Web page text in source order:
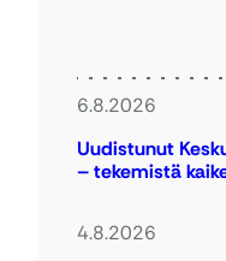
6.8.2026
Uudistunut
– tekemistä
4.8.2026